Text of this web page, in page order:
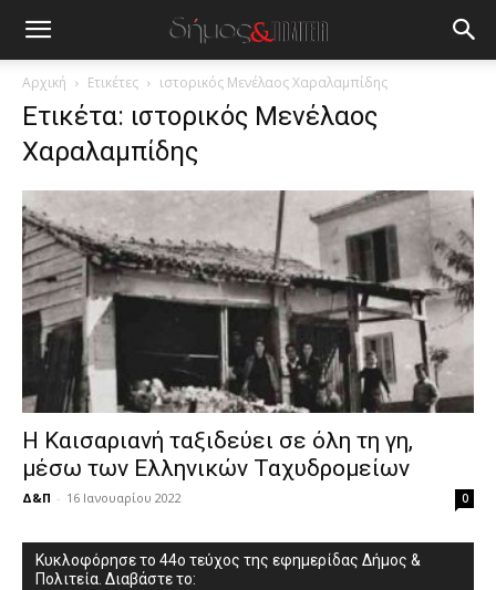
lesbians
very
hot
cam
show. desi
xxx
teaches
you
the
meaning
pornhun
porn
Αρχική Ετικέτες ιστορικός Μενέλαος Χαραλαμπίδης
Ετικέτα: ιστορικός Μενέλαος
Χαραλαμπίδης
Η Καισαριανή ταξιδεύει σε όλη τη γη,
μέσω των Ελληνικών Ταχυδρομείων
Δ&Π - 16 Ιανουαρίου 2022 0
Κυκλοφόρησε το 44ο τεύχος της εφημερίδας Δήμος &
Πολιτεία. Διαβάστε το: